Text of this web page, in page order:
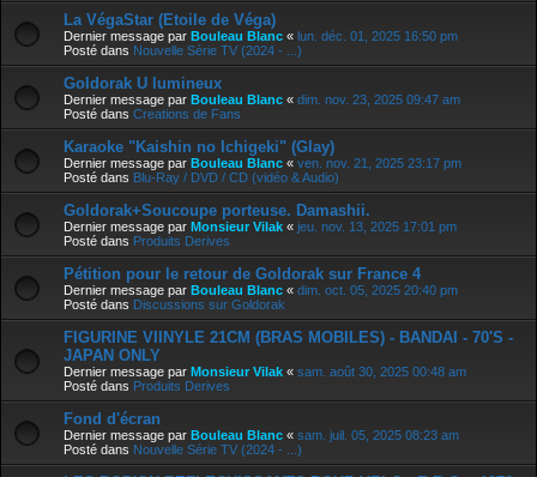
La VégaStar (Etoile de Véga)
Dernier message par Bouleau Blanc « lun. déc. 01, 2025 16:50 pm
Posté dans Nouvelle Série TV (2024 - ...)
Goldorak U lumineux
Dernier message par Bouleau Blanc « dim. nov. 23, 2025 09:47 am
Posté dans Creations de Fans
Karaoke "Kaishin no Ichigeki" (Glay)
Dernier message par Bouleau Blanc « ven. nov. 21, 2025 23:17 pm
Posté dans Blu-Ray / DVD / CD (vidéo & Audio)
Goldorak+Soucoupe porteuse. Damashii.
Dernier message par Monsieur Vilak « jeu. nov. 13, 2025 17:01 pm
Posté dans Produits Derives
Pétition pour le retour de Goldorak sur France 4
Dernier message par Bouleau Blanc « dim. oct. 05, 2025 20:40 pm
Posté dans Discussions sur Goldorak
FIGURINE VIINYLE 21CM (BRAS MOBILES) - BANDAI - 70'S -
JAPAN ONLY
Dernier message par Monsieur Vilak « sam. août 30, 2025 00:48 am
Posté dans Produits Derives
Fond d'écran
Dernier message par Bouleau Blanc « sam. juil. 05, 2025 08:23 am
Posté dans Nouvelle Série TV (2024 - ...)